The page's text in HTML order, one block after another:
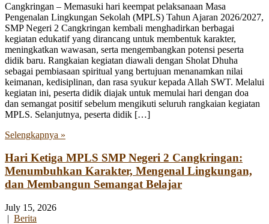
Cangkringan – Memasuki hari keempat pelaksanaan Masa
Pengenalan Lingkungan Sekolah (MPLS) Tahun Ajaran 2026/2027,
SMP Negeri 2 Cangkringan kembali menghadirkan berbagai
kegiatan edukatif yang dirancang untuk membentuk karakter,
meningkatkan wawasan, serta mengembangkan potensi peserta
didik baru. Rangkaian kegiatan diawali dengan Sholat Dhuha
sebagai pembiasaan spiritual yang bertujuan menanamkan nilai
keimanan, kedisiplinan, dan rasa syukur kepada Allah SWT. Melalui
kegiatan ini, peserta didik diajak untuk memulai hari dengan doa
dan semangat positif sebelum mengikuti seluruh rangkaian kegiatan
MPLS. Selanjutnya, peserta didik […]
Selengkapnya »
Hari Ketiga MPLS SMP Negeri 2 Cangkringan:
Menumbuhkan Karakter, Mengenal Lingkungan,
dan Membangun Semangat Belajar
July 15, 2026
| Berita